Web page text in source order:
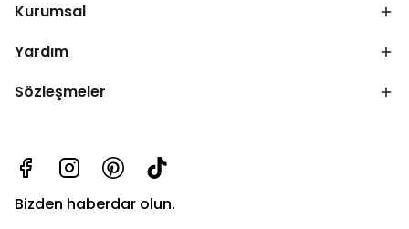
Kurumsal
Yardım
Sözleşmeler
Bizden haberdar olun.